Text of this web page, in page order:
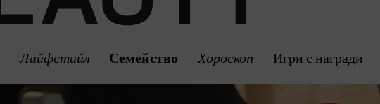
Лайфстайл Семейство Хороскоп Игри с награди